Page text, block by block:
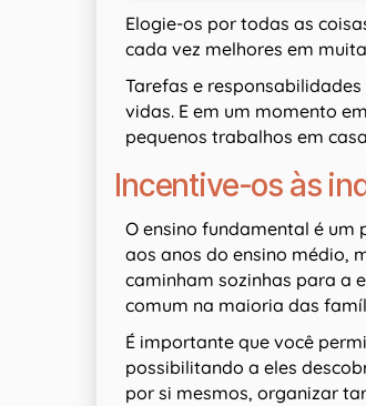
Elogie-os por todas as
cada vez melhores em
Tarefas e
vidas. E em um momento
pequenos trabalhos em
Incentive-os às
O ensino fundamental é um
aos anos do ensino médio,
caminham sozinhas para a
comum na maioria das
É importante que você
possibilitando a eles
por si mesmos, organizar